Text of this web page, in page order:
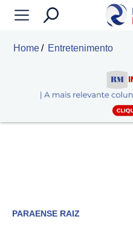
Home Entretenimento
PARAENSE RAIZ